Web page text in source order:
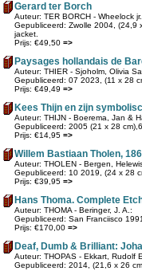
Gerard ter Borch
Auteur: TER BORCH - Wheelock
Gepubliceerd: Zwolle 2004, (24,9
jacket.
Prijs: €49,50 =>
Paysages hollandais de
Auteur: THIER - Sjoholm, Olivia
Gepubliceerd: 07 2023, (11 x 28
Prijs: €49,49 =>
Kees Thijn en zijn
Auteur: THIJN - Boerema, Jan &
Gepubliceerd: 2005 (21 x 28
Prijs: €14,95 =>
Willem Bastiaan Tholen,
Auteur: THOLEN - Bergen,
Gepubliceerd: 10 2019, (24 x 28
Prijs: €39,95 =>
Hans Thoma. Complete
Auteur: THOMA - Beringer, J. A.:
Gepubliceerd: San Franciisco
Prijs: €170,00 =>
Deaf, Dumb & Brilliant:
Auteur: THOPAS - Ekkart, Rudolf
Gepubliceerd: 2014, (21,6 x 26